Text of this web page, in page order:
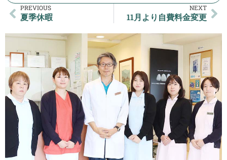
PREVIOUS
夏季休暇
NEXT
11月より自費料金変更